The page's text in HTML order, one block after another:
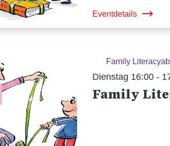
Eventdetails
Family Literacy
Dienstag 16:00 -
Family